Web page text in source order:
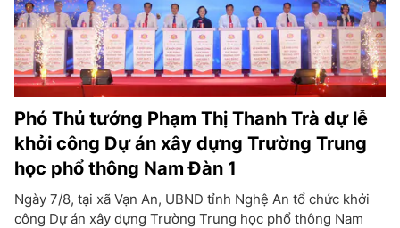
Phó Thủ tướng Phạm Thị Thanh Trà dự lễ
khởi công Dự án xây dựng Trường Trung
học phổ thông Nam Đàn 1
Ngày 7/8, tại xã Vạn An, UBND tỉnh Nghệ An tổ chức khởi
công Dự án xây dựng Trường Trung học phổ thông Nam